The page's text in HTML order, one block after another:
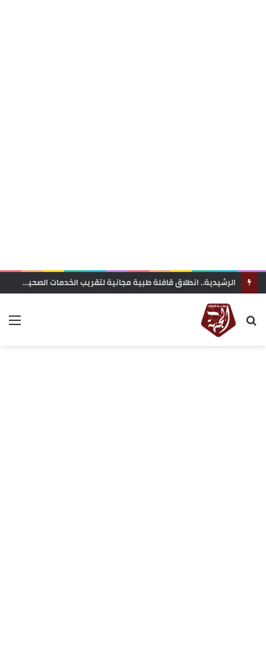
الرشيدية.. انطلاق قافلة طبية مجانية لتقريب الخدمات الصحية من ساكنة تنجداد وفركلة العليا